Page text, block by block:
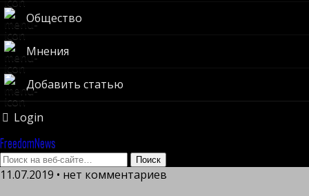
Общество
Мнения
Добавить статью
Login
FreedomNews
11.07.2019 • нет комментариев